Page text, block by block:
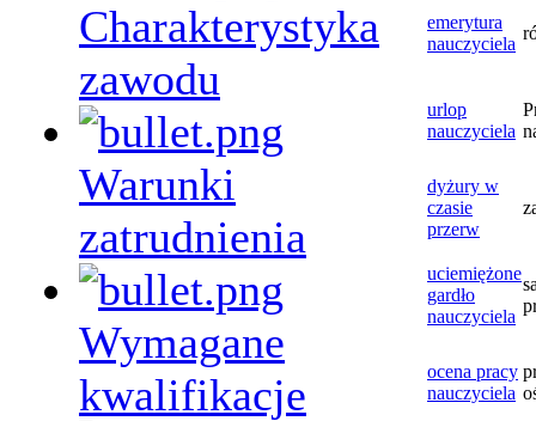
Charakterystyka
zawodu
Warunki
zatrudnienia
Wymagane
kwalifikacje
emerytura
nauczyciela
urlop
nauczyciela
dyżury w
czasie
przerw
uciemiężone
gardło
nauczyciela
ocena pracy
nauczyciela